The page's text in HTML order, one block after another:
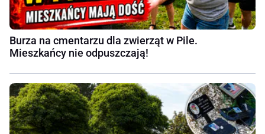
Burza na cmentarzu dla zwierząt w Pile.
Mieszkańcy nie odpuszczają!